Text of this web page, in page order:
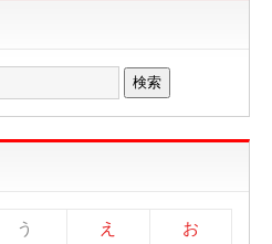
検索
う え お